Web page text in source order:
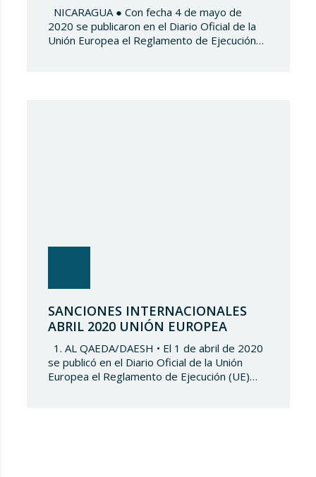
NICARAGUA ● Con fecha 4 de mayo de
2020 se publicaron en el Diario Oficial de la
Unión Europea el Reglamento de Ejecución
SANCIONES INTERNACIONALES
ABRIL 2020 UNIÓN EUROPEA
1. AL QAEDA/DAESH • El 1 de abril de 2020
se publicó en el Diario Oficial de la Unión
Europea el Reglamento de Ejecución (UE)